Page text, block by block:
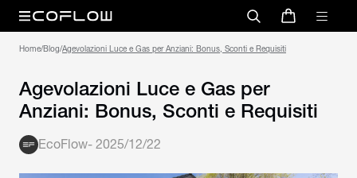
Home/Blog/Agevolazioni Luce e Gas per Anziani: Bonus, Sconti e Requisiti
Agevolazioni Luce e Gas per
Anziani: Bonus, Sconti e Requisiti
EcoFlow- 2025/12/22